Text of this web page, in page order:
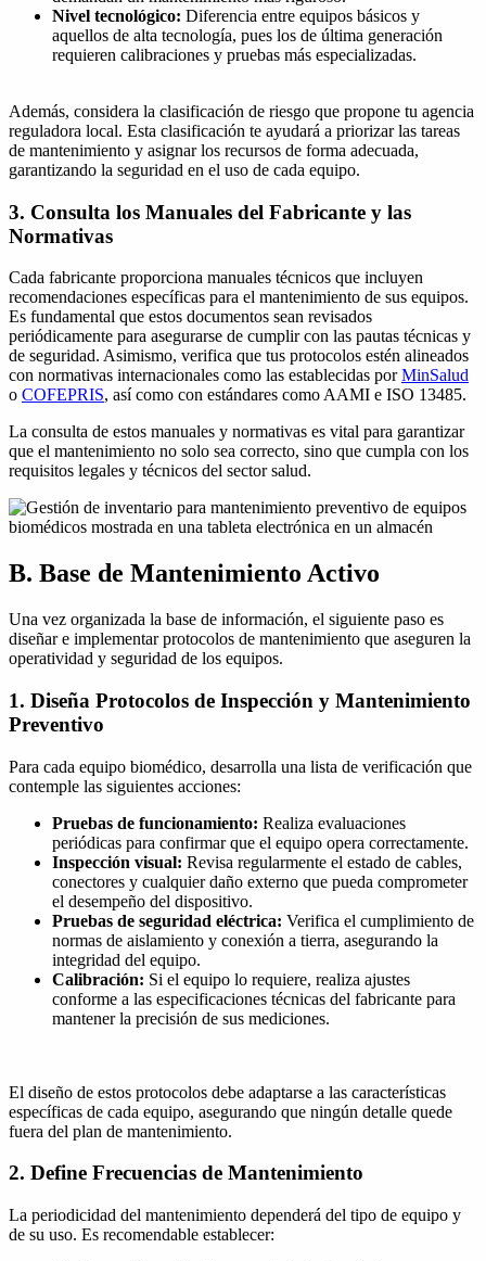
Nivel tecnológico: Diferencia entre equipos básicos y
aquellos de alta tecnología, pues los de última generación
requieren calibraciones y pruebas más especializadas.
Además, considera la clasificación de riesgo que propone tu agencia
reguladora local. Esta clasificación te ayudará a priorizar las tareas
de mantenimiento y asignar los recursos de forma adecuada,
garantizando la seguridad en el uso de cada equipo.
3. Consulta los Manuales del Fabricante y las
Normativas
Cada fabricante proporciona manuales técnicos que incluyen
recomendaciones específicas para el mantenimiento de sus equipos.
Es fundamental que estos documentos sean revisados
periódicamente para asegurarse de cumplir con las pautas técnicas y
de seguridad. Asimismo, verifica que tus protocolos estén alineados
con normativas internacionales como las establecidas porMinSalud
o COFEPRIS, así como con estándares como AAMI e ISO 13485.
La consulta de estos manuales y normativas es vital para garantizar
que el mantenimiento no solo sea correcto, sino que cumpla con los
requisitos legales y técnicos del sector salud.
B. Base de Mantenimiento Activo
Una vez organizada la base de información, el siguiente paso es
diseñar e implementar protocolos de mantenimiento que aseguren la
operatividad y seguridad de los equipos.
1. Diseña Protocolos de Inspección y Mantenimiento
Preventivo
Para cada equipo biomédico, desarrolla una lista de verificación que
contemple las siguientes acciones:
Pruebas de funcionamiento: Realiza evaluaciones
periódicas para confirmar que el equipo opera correctamente.
Inspección visual: Revisa regularmente el estado de cables,
conectores y cualquier daño externo que pueda comprometer
el desempeño del dispositivo.
Pruebas de seguridad eléctrica: Verifica el cumplimiento de
normas de aislamiento y conexión a tierra, asegurando la
integridad del equipo.
Calibración: Si el equipo lo requiere, realiza ajustes
conforme a las especificaciones técnicas del fabricante para
mantener la precisión de sus mediciones.
El diseño de estos protocolos debe adaptarse a las características
específicas de cada equipo, asegurando que ningún detalle quede
fuera del plan de mantenimiento.
2. Define Frecuencias de Mantenimiento
La periodicidad del mantenimiento dependerá del tipo de equipo y
de su uso. Es recomendable establecer: